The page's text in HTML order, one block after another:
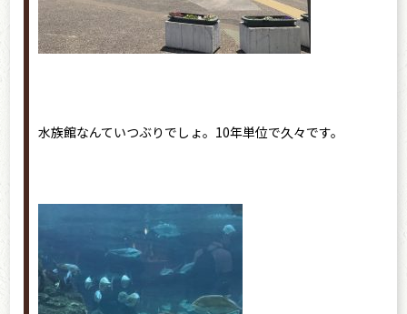
水族館なんていつぶりでしょ。10年単位で久々です。